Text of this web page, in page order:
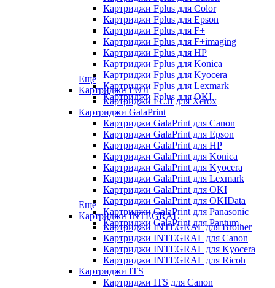
Картриджи Fplus для Color
Картриджи Fplus для Epson
Картриджи Fplus для F+
Картриджи Fplus для F+imaging
Картриджи Fplus для HP
Картриджи Fplus для Konica
Картриджи Fplus для Kyocera
Картриджи Fplus для Lexmark
Картриджи Fplus для OKI
Еще
Картриджи FUJI
Картриджи FUJI для Xerox
Картриджи GalaPrint
Картриджи GalaPrint для Canon
Картриджи GalaPrint для Epson
Картриджи GalaPrint для HP
Картриджи GalaPrint для Konica
Картриджи GalaPrint для Kyocera
Картриджи GalaPrint для Lexmark
Картриджи GalaPrint для OKI
Картриджи GalaPrint для OKIData
Картриджи GalaPrint для Panasonic
Картриджи GalaPrint для Pantum
Еще
Картриджи INTEGRAL
Картриджи INTEGRAL для Brother
Картриджи INTEGRAL для Canon
Картриджи INTEGRAL для Kyocera
Картриджи INTEGRAL для Ricoh
Картриджи ITS
Картриджи ITS для Canon